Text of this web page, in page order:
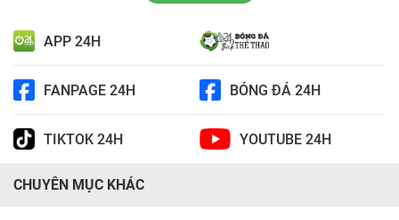
APP 24H
FANPAGE 24H BÓNG ĐÁ 24H
TIKTOK 24H YOUTUBE 24H
CHUYÊN MỤC KHÁC